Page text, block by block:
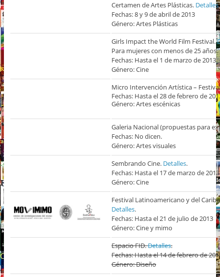
Certamen de Artes Plásticas. Detalles.
Fechas: 8 y 9 de abril de 2013
Género: Artes Plásticas
Girls Impact the World Film Festival.
Para mujeres con menos de 25 años.
Fechas: Hasta el 1 de marzo de 2013
Género: Cine
Micro Intervención Artística –
Fechas: Hasta el 28 de febrero de
Género: Artes escénicas
Galeria Nacional (propuestas para
Fechas: No dicen.
Género: Artes visuales
Sembrando Cine. Detalles.
Fechas: Hasta el 17 de marzo de 2013
Género: Cine
Festival Latinoamericano y del
Detalles.
Fechas: Hasta el 21 de julio de 2013
Género: Cine y mimo
Espacio FID.Detalles.
Fechas: Hasta el 14 de febrero de
Género: Diseño